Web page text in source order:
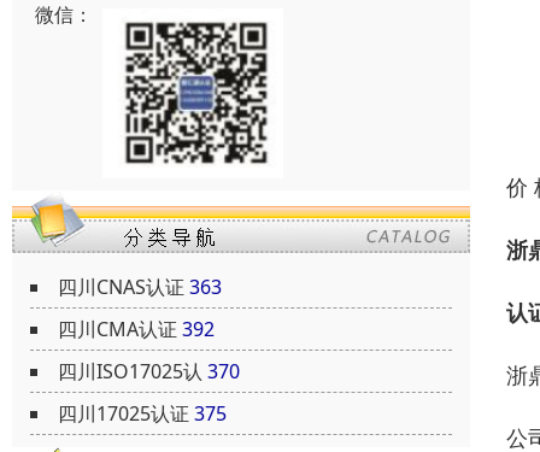
微信：
四川CNAS认证 363
四川CMA认证 392
四川ISO17025认 370
四川17025认证 375
价
浙
认
浙
公